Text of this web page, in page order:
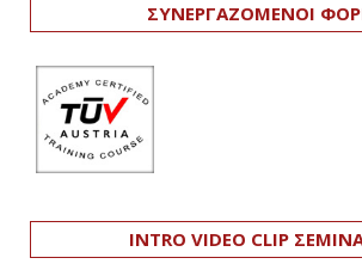
ΣΥΝΕΡΓΑΖΟΜΕΝΟΙ
INTRO VIDEO CLIP